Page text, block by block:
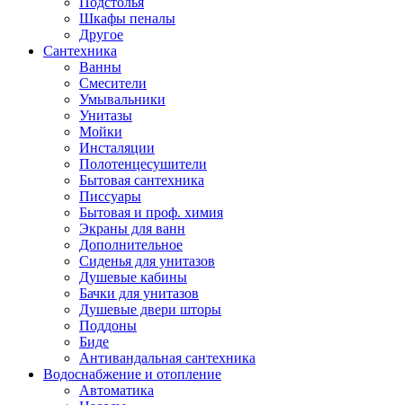
Шкафы пеналы
Другое
Сантехника
Ванны
Смесители
Умывальники
Унитазы
Мойки
Инсталяции
Полотенцесушители
Бытовая сантехника
Писсуары
Бытовая и проф. химия
Экраны для ванн
Дополнительное
Сиденья для унитазов
Душевые кабины
Бачки для унитазов
Душевые двери шторы
Поддоны
Биде
Антивандальная сантехника
Водоснабжение и отопление
Автоматика